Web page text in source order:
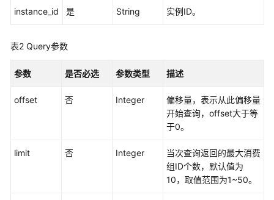
实
发
API
instance_id 是 String 实例ID。
表2 Query参数
参数 是否必选 参数类型 描述
offset 否 Integer
偏移量，表示从此偏移量
开始查询，offset大于等
于0。
limit 否 Integer
当次查询返回的最大消费
组ID个数，默认值为
10，取值范围为1~50。